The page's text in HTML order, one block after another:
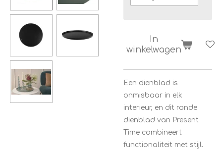
In
winkelwagen
Een dienblad is
onmisbaar in elk
interieur, en dit ronde
dienblad van Present
Time combineert
functionaliteit met stijl.